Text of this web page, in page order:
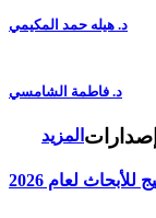
د. هيله حمد المكيمي
د. فاطمة الشامسي
المزيد إصدارات
لعام 2026